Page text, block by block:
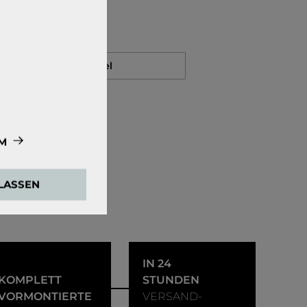
der
Medien
Auf den Merkzettel
IN 24
STUNDEN
VERSAND-